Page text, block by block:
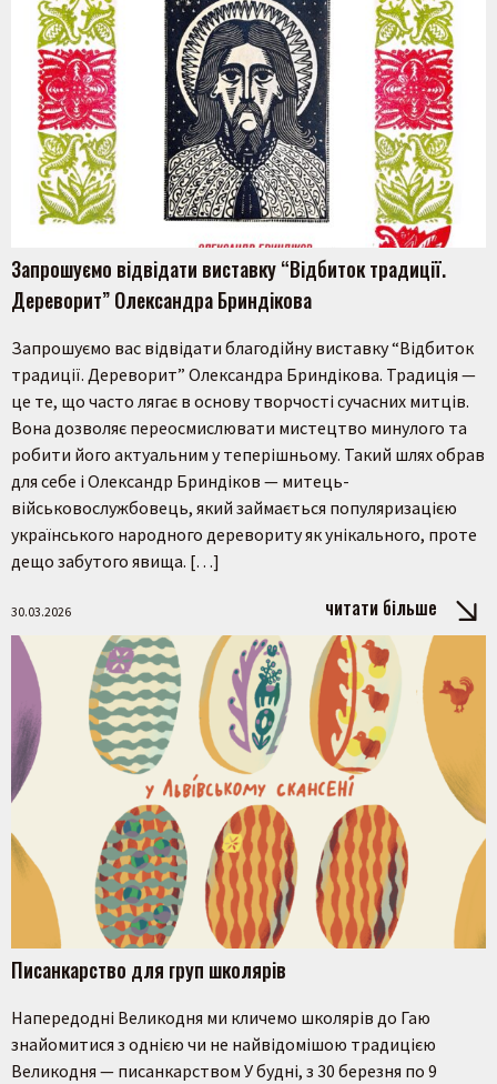
Пошук на сайті
Шукати
Запрошуємо відвідати виставку “Відбиток традиції.
Дереворит” Олександра Бриндікова
Запрошуємо вас відвідати благодійну виставку “Відбиток
традиції. Дереворит” Олександра Бриндікова. Традиція —
це те, що часто лягає в основу творчості сучасних митців.
Вона дозволяє переосмислювати мистецтво минулого та
робити його актуальним у теперішньому. Такий шлях обрав
для себе і Олександр Бриндіков — митець-
військовослужбовець, який займається популяризацією
українського народного деревориту як унікального, проте
дещо забутого явища. […]
30.03.2026 читати більше
Писанкарство для груп школярів
Напередодні Великодня ми кличемо школярів до Гаю
знайомитися з однією чи не найвідомішою традицією
Великодня — писанкарством У будні, з 30 березня по 9